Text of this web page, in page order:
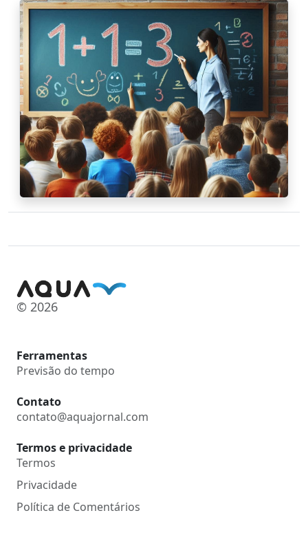
© 2026
Ferramentas
Previsão do tempo
Contato
contato@aquajornal.com
Termos e privacidade
Termos
Privacidade
Política de Comentários